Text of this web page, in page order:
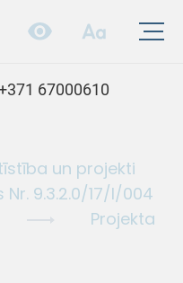
67000610
un projekti
Nr. 9.3.2.0/17/I/004
Projekta